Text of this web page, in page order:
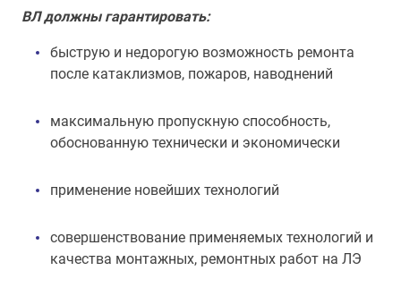
ВЛ должны гарантировать:
быструю и недорогую возможность ремонта
после катаклизмов, пожаров, наводнений
максимальную пропускную способность,
обоснованную технически и экономически
применение новейших технологий
совершенствование применяемых технологий и
качества монтажных, ремонтных работ на ЛЭ